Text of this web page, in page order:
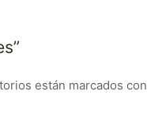
están marcados con